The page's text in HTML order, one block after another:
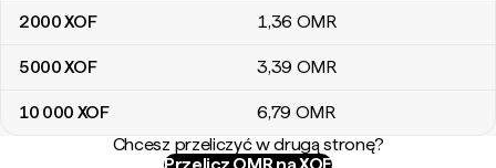
Tabela przeliczeń franki CFA na riala omańskiego
2000XOF 1,36 OMR
5000XOF 3,39 OMR
10 000 XOF 6,79 OMR
Chcesz przeliczyć w drugą stronę?